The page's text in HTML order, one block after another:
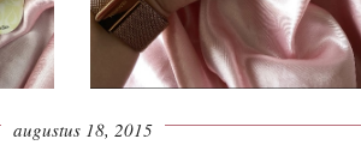
augustus 18, 2015